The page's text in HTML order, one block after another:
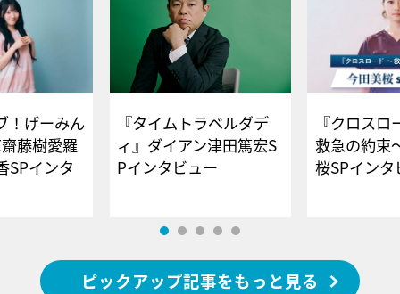
！げーみん
藤樹愛羅
SPインタ
『タイムトラベルダデ
ィ』ダイアン津田篤宏S
Pインタビュー
『クロス
救急の約束
桜SPイ
ピックアップ記事をもっと見る